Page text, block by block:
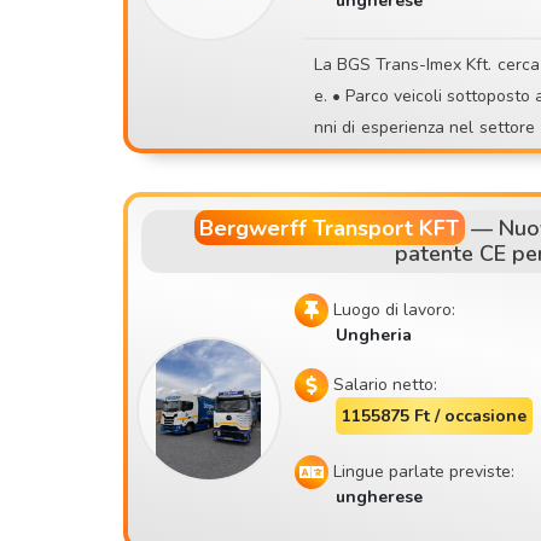
a regolare manutenzione 📍 Sede: Szigetszentmiklós 📚 Accettiamo anche candidature di p
to corretto e un ambiente di lavoro sereno. Se ne hai
dei posti di lavoro precari o
📞 Candidatura: 📧 contisettrans@gmail.com 📱 +36 30 535 2693 ⚠️ Ti preghiamo di candid
La BGS Trans-Imex Kft. cerca autisti con patente CE per incarichi di trasporto internazional
e. • Parco veicoli sottoposto a manutenzione, revisionato e in continuo rinnovamento • 32 a
nni di esperienza nel settore dei trasporti • Partenza dalla
• Principali destinazioni: AT,
Bergwerff Transport KFT—
patente CE
Luogo di lavoro:
Ungheria
Salario netto:
1155875 Ft / occasione
Lingue parlate previste:
ungherese